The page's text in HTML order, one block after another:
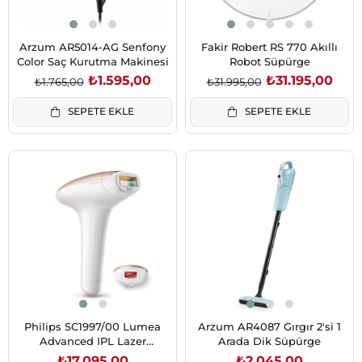
Arzum AR5014-AG Senfony
Color Saç Kurutma Makinesi
₺1.595,00
₺1.765,00
SEPETE EKLE
Fakir Robert RS 770 Akıllı
Robot Süpürge
₺31.195,00
₺31.995,00
SEPETE EKLE
Philips SC1997/00 Lumea
Advanced IPL Lazer
Epilasyon
Arzum AR4087 Gırgır 2'si 1
Arada Dik Süpürge